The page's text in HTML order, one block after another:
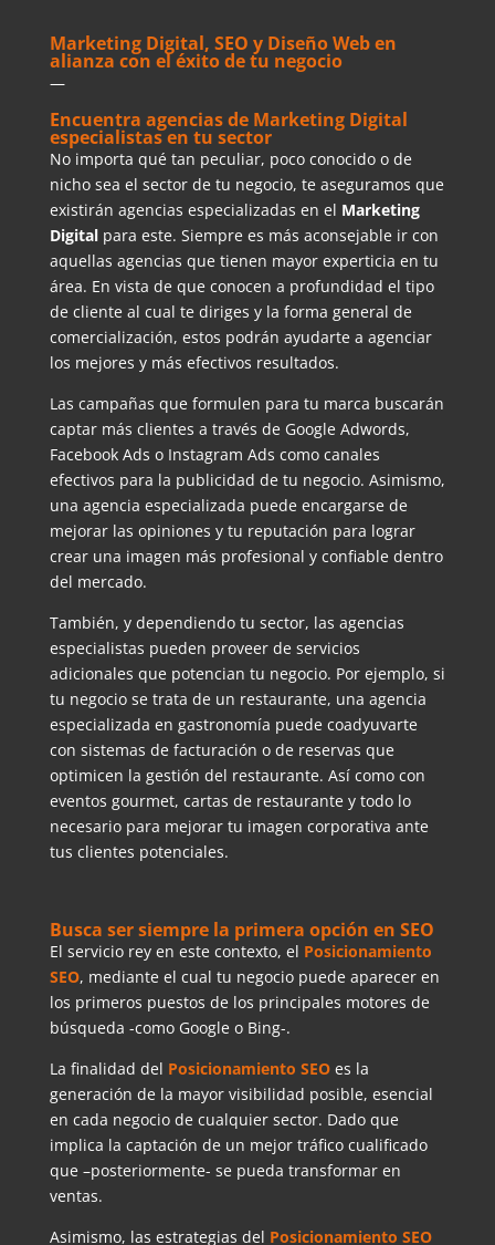
Marketing Digital, SEO y Diseño Web en
alianza con el éxito de tu negocio
—
Encuentra agencias de Marketing Digital
especialistas en tu sector
No importa qué tan peculiar, poco conocido o de
nicho sea el sector de tu negocio, te aseguramos que
existirán agencias especializadas en el Marketing
Digitalpara este. Siempre es más aconsejable ir con
aquellas agencias que tienen mayor experticia en tu
área. En vista de que conocen a profundidad el tipo
de cliente al cual te diriges y la forma general de
comercialización, estos podrán ayudarte a agenciar
los mejores y más efectivos resultados.
Las campañas que formulen para tu marca buscarán
captar más clientes a través de Google Adwords,
Facebook Ads o Instagram Ads como canales
efectivos para la publicidad de tu negocio. Asimismo,
una agencia especializada puede encargarse de
mejorar las opiniones y tu reputación para lograr
crear una imagen más profesional y confiable dentro
del mercado.
También, y dependiendo tu sector, las agencias
especialistas pueden proveer de servicios
adicionales que potencian tu negocio. Por ejemplo, si
tu negocio se trata de un restaurante, una agencia
especializada en gastronomía puede coadyuvarte
con sistemas de facturación o de reservas que
optimicen la gestión del restaurante. Así como con
eventos gourmet, cartas de restaurante y todo lo
necesario para mejorar tu imagen corporativa ante
tus clientes potenciales.
Busca ser siempre la primera opción en SEO
El servicio rey en este contexto, el Posicionamiento
SEO, mediante el cual tu negocio puede aparecer en
los primeros puestos de los principales motores de
búsqueda -como Google o Bing-.
La finalidad del Posicionamiento SEOes la
generación de la mayor visibilidad posible, esencial
en cada negocio de cualquier sector. Dado que
implica la captación de un mejor tráfico cualificado
que –posteriormente- se pueda transformar en
ventas.
Asimismo, las estrategias del Posicionamiento SEO